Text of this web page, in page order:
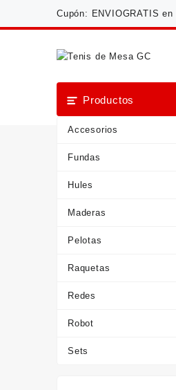
Cupón: ENVIOGRATIS
Productos
Accesorios
Fundas
Hules
Maderas
Pelotas
Raquetas
Redes
Robot
Sets